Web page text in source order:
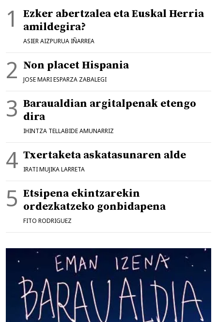
Ezker abertzalea eta Euskal Herria
amildegira?
ASIER AIZPURUA IÑARREA
Non placet Hispania
JOSE MARI ESPARZA ZABALEGI
Baraualdian argitalpenak etengo
dira
IHINTZA TELLABIDE AMUNARRIZ
Txertaketa askatasunaren alde
IRATI MUJIKA LARRETA
Etsipena ekintzarekin
ordezkatzeko gonbidapena
FITO RODRIGUEZ